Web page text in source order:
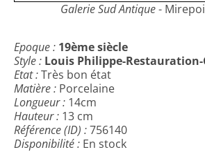
Galerie Sud Antique-
Epoque : 19ème siècle
Style : Louis Philippe-Restauration-
Etat :Très bon état
Matière : Porcelaine
Longueur : 14cm
Hauteur : 13 cm
Référence (ID) :756140
Disponibilité : En stock